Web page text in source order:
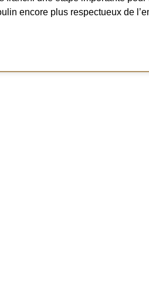
encore plus respectueux de